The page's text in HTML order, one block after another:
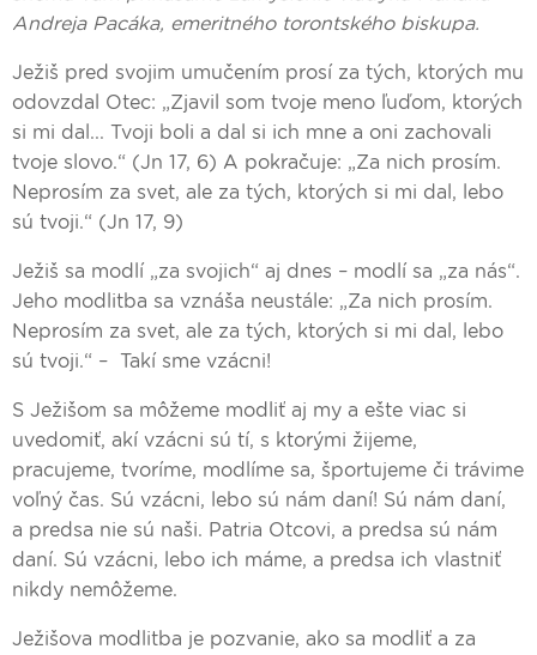
Andreja Pacáka, emeritného torontského biskupa.
Ježiš pred svojim umučením prosí za tých, ktorých mu
odovzdal Otec: „Zjavil som tvoje meno ľuďom, ktorých
si mi dal... Tvoji boli a dal si ich mne a oni zachovali
tvoje slovo.“ (Jn 17, 6) A pokračuje: „Za nich prosím.
Neprosím za svet, ale za tých, ktorých si mi dal, lebo
sú tvoji.“ (Jn 17, 9)
Ježiš sa modlí „za svojich“ aj dnes – modlí sa „za nás“.
Jeho modlitba sa vznáša neustále: „Za nich prosím.
Neprosím za svet, ale za tých, ktorých si mi dal, lebo
sú tvoji.“ – Takí sme vzácni!
S Ježišom sa môžeme modliť aj my a ešte viac si
uvedomiť, akí vzácni sú tí, s ktorými žijeme,
pracujeme, tvoríme, modlíme sa, športujeme či trávime
voľný čas. Sú vzácni, lebo sú nám daní! Sú nám daní,
a predsa nie sú naši. Patria Otcovi, a predsa sú nám
daní. Sú vzácni, lebo ich máme, a predsa ich vlastniť
nikdy nemôžeme.
Ježišova modlitba je pozvanie, ako sa modliť a za